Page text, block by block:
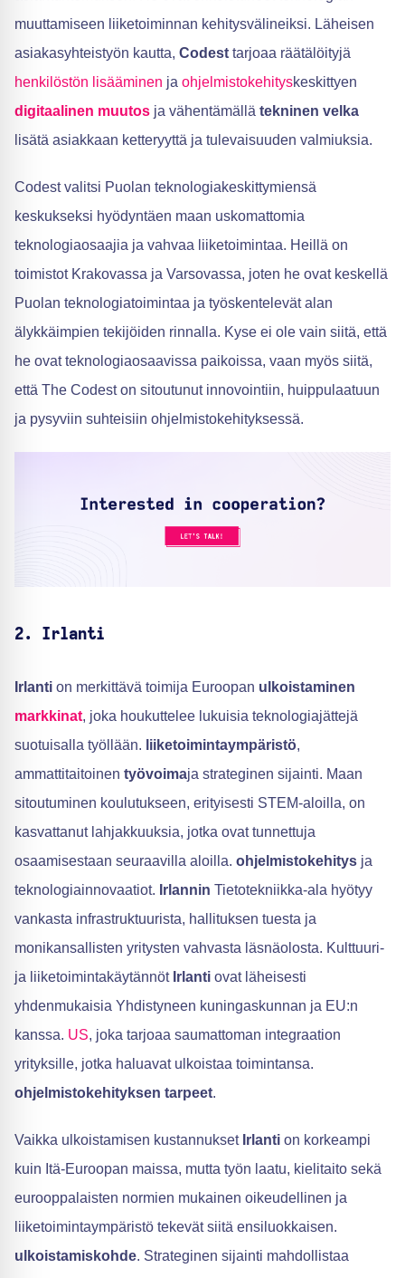
muuttamiseen liiketoiminnan kehitysvälineiksi. Läheisen
asiakasyhteistyön kautta, Codest tarjoaa räätälöityjä
henkilöstön lisääminen ja ohjelmistokehityskeskittyen
digitaalinen muutos ja vähentämällä tekninen velka
lisätä asiakkaan ketteryyttä ja tulevaisuuden valmiuksia.
Codest valitsi Puolan teknologiakeskittymiensä
keskukseksi hyödyntäen maan uskomattomia
teknologiaosaajia ja vahvaa liiketoimintaa. Heillä on
toimistot Krakovassa ja Varsovassa, joten he ovat keskellä
Puolan teknologiatoimintaa ja työskentelevät alan
älykkäimpien tekijöiden rinnalla. Kyse ei ole vain siitä, että
he ovat teknologiaosaavissa paikoissa, vaan myös siitä,
että The Codest on sitoutunut innovointiin, huippulaatuun
ja pysyviin suhteisiin ohjelmistokehityksessä.
2. Irlanti
Irlanti on merkittävä toimija Euroopan ulkoistaminen
markkinat, joka houkuttelee lukuisia teknologiajättejä
suotuisalla työllään. liiketoimintaympäristö,
ammattitaitoinen työvoimaja strateginen sijainti. Maan
sitoutuminen koulutukseen, erityisesti STEM-aloilla, on
kasvattanut lahjakkuuksia, jotka ovat tunnettuja
osaamisestaan seuraavilla aloilla. ohjelmistokehitys ja
teknologiainnovaatiot. Irlannin Tietotekniikka-ala hyötyy
vankasta infrastruktuurista, hallituksen tuesta ja
monikansallisten yritysten vahvasta läsnäolosta. Kulttuuri-
ja liiketoimintakäytännöt Irlanti ovat läheisesti
yhdenmukaisia Yhdistyneen kuningaskunnan ja EU:n
kanssa. US, joka tarjoaa saumattoman integraation
yrityksille, jotka haluavat ulkoistaa toimintansa.
ohjelmistokehityksen tarpeet.
Vaikka ulkoistamisen kustannukset Irlanti on korkeampi
kuin Itä-Euroopan maissa, mutta työn laatu, kielitaito sekä
eurooppalaisten normien mukainen oikeudellinen ja
liiketoimintaympäristö tekevät siitä ensiluokkaisen.
ulkoistamiskohde. Strateginen sijainti mahdollistaa